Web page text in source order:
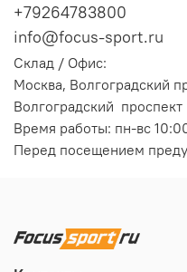
+79264783800
info@focus-sport.ru
Склад / Офис:
Москва, Волгоградский
Волгоградский проспект
Время работы: пн-вс
Перед посещением